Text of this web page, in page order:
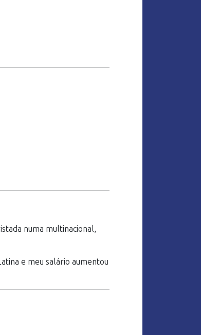
numa multinacional,
e meu salário aumentou